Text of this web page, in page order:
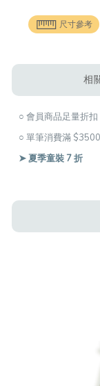
尺寸參考
相
○ 會員商品足量折扣
○ 單筆消費滿
➤ 夏季童裝 7 折